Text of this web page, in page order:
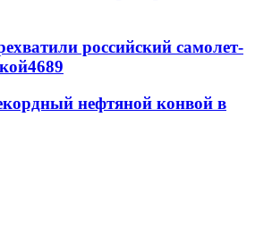
российский самолет-
4689
нефтяной конвой в